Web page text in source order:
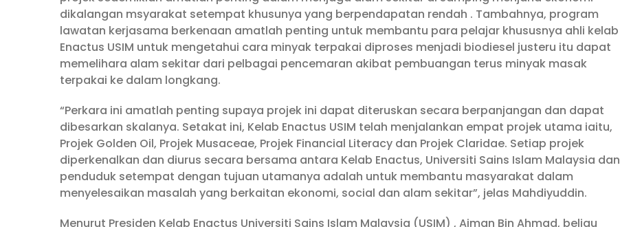
dikalangan msyarakat setempat khusunya yang berpendapatan rendah . Tambahnya, program
lawatan kerjasama berkenaan amatlah penting untuk membantu para pelajar khususnya ahli kelab
Enactus USIM untuk mengetahui cara minyak terpakai diproses menjadi biodiesel justeru itu dapat
memelihara alam sekitar dari pelbagai pencemaran akibat pembuangan terus minyak masak
terpakai ke dalam longkang.
“Perkara ini amatlah penting supaya projek ini dapat diteruskan secara berpanjangan dan dapat
dibesarkan skalanya. Setakat ini, Kelab Enactus USIM telah menjalankan empat projek utama iaitu,
Projek Golden Oil, Projek Musaceae, Projek Financial Literacy dan Projek Claridae. Setiap projek
diperkenalkan dan diurus secara bersama antara Kelab Enactus, Universiti Sains Islam Malaysia dan
penduduk setempat dengan tujuan utamanya adalah untuk membantu masyarakat dalam
menyelesaikan masalah yang berkaitan ekonomi, social dan alam sekitar”, jelas Mahdiyuddin.
Menurut Presiden Kelab Enactus Universiti Sains Islam Malaysia (USIM) , Aiman Bin Ahmad, beliau